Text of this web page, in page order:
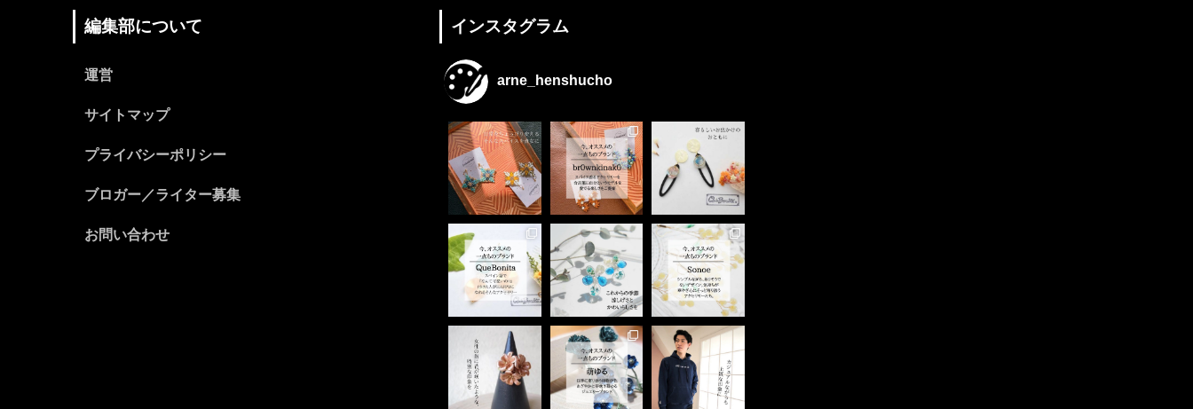
編集部について
運営
サイトマップ
プライバシーポリシー
ブロガー／ライター募集
お問い合わせ
インスタグラム
arne_henshucho